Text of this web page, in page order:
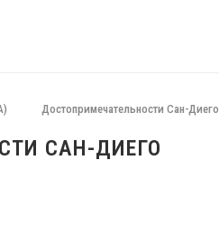
Достопримечательности Сан-Диего
САН-ДИЕГО